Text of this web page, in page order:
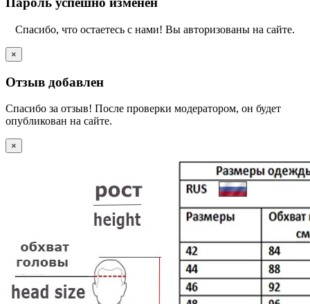
Спасибо, что остаетесь с нами! Вы авторизованы на сайте.
×
Отзыв добавлен
Спасибо за отзыв! После проверки модератором, он будет
опубликован на сайте.
×